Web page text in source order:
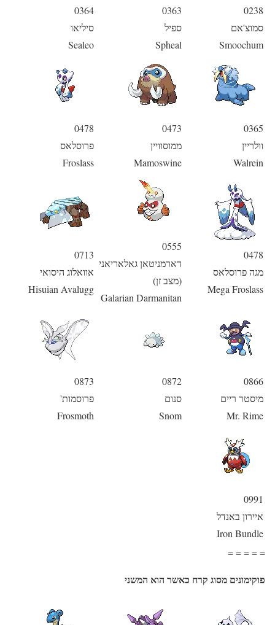
0238
סמוצ'אם
Smoochum
0363
ספיל
Spheal
0364
סיליאו
Sealeo
0365
וולריין
Walrein
0473
ממוסוויין
Mamoswine
0478
פרוסלאס
Froslass
0478
מגה פרוסלאס
Mega Froslass
0555
דארמניטאן גאלאריאני
(מצב זן)
Galarian Darmanitan
0713
אוואלוג היסואי
Hisuian Avalugg
0866
מיסטר ריים
Mr. Rime
0872
סנום
Snom
0873
פרוסמות'
Frosmoth
0991
איירון באנדל
Iron Bundle
= = = = =
פוקימונים מסוג קרח כאשר הוא המשני